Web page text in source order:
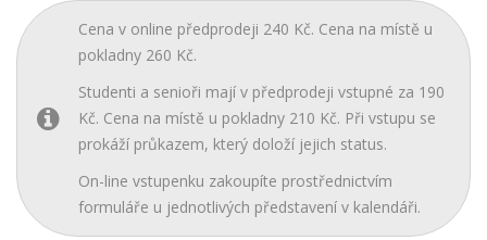
Cena v online předprodeji 240 Kč. Cena na místě u
pokladny 260 Kč.
Studenti a senioři mají v předprodeji vstupné za 190
Kč. Cena na místě u pokladny 210 Kč. Při vstupu se
prokáží průkazem, který doloží jejich status.
On-line vstupenku zakoupíte prostřednictvím
formuláře u jednotlivých představení v kalendáři.